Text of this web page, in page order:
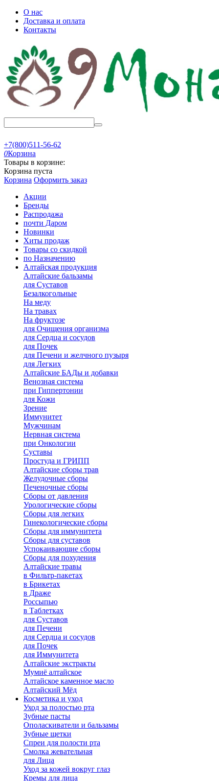
О нас
Доставка и оплата
Контакты
+7(800)511-56-62
0Корзина
Товары в корзине:
Корзина пуста
Корзина Оформить заказ
Акции
Бренды
Распродажа
почти Даром
Новинки
Хиты продаж
Товары со скидкой
по Назначению
Алтайская продукция
Алтайские бальзамы
для Суставов
Безалкогольные
На меду
На травах
На фруктозе
для Очищения организма
для Сердца и сосудов
для Почек
для Печени и желчного пузыря
для Легких
Алтайские БАДы и добавки
Венозная система
при Гиппертонии
для Кожи
Зрение
Иммунитет
Мужчинам
Нервная система
при Онкологии
Суставы
Простуда и ГРИПП
Алтайские сборы трав
Желудочные сборы
Печеночные сборы
Сборы от давления
Урологические сборы
Сборы для легких
Гинекологические сборы
Сборы для иммунитета
Сборы для суставов
Успокаивающие сборы
Сборы для похудения
Алтайские травы
в Фильтр-пакетах
в Брикетах
в Драже
Россыпью
в Таблетках
для Cуставов
для Печени
для Сердца и сосудов
для Почек
для Иммунитета
Алтайские экстракты
Мумиё алтайское
Алтайское каменное масло
Алтайский Мёд
Косметика и уход
Уход за полостью рта
Зубные пасты
Ополаскиватели и бальзамы
Зубные щетки
Спреи для полости рта
Смолка жевательная
для Лица
Уход за кожей вокруг глаз
Кремы для лица